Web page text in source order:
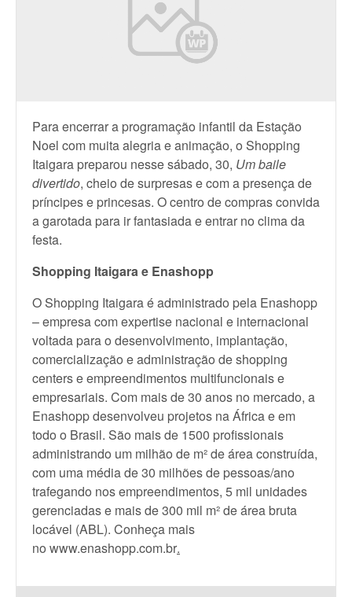
Para encerrar a programação infantil da Estação
Noel com muita alegria e animação, o Shopping
Itaigara preparou nesse sábado, 30, Um baile
divertido, cheio de surpresas e com a presença de
príncipes e princesas. O centro de compras convida
a garotada para ir fantasiada e entrar no clima da
festa.
Shopping Itaigara e Enashopp
O Shopping Itaigara é administrado pela Enashopp
– empresa com expertise nacional e internacional
voltada para o desenvolvimento, implantação,
comercialização e administração de shopping
centers e empreendimentos multifuncionais e
empresariais. Com mais de 30 anos no mercado, a
Enashopp desenvolveu projetos na África e em
todo o Brasil. São mais de 1500 profissionais
administrando um milhão de m² de área construída,
com uma média de 30 milhões de pessoas/ano
trafegando nos empreendimentos, 5 mil unidades
gerenciadas e mais de 300 mil m² de área bruta
locável (ABL). Conheça mais
no www.enashopp.com.br.